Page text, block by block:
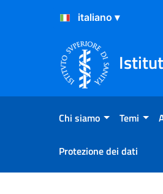
Salta al Contenuto
Salta al Footer
Chi siamo Temi
Protezione dei dati